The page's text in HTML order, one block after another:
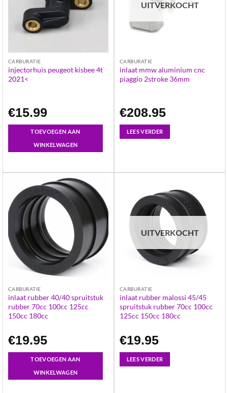
CARBURATIE
injectorhuis peugeot kisbee 4t
2021<
€15.99
TOEVOEGEN AAN
WINKELWAGEN
UITVERKOCHT
CARBURATIE
inlaat mmw aluminium cnc
piaggio 2stroke 36mm
€208.95
LEES VERDER
CARBURATIE
inlaat rubber 40/40 spruitstuk
rubber 70cc 100cc 125cc
150cc 180cc
€19.95
TOEVOEGEN AAN
WINKELWAGEN
UITVERKOCHT
CARBURATIE
inlaat rubber malossi 45/45
spruitstuk rubber 70cc 100cc
125cc 150cc 180cc
€19.95
LEES VERDER